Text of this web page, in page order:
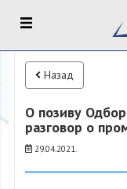
Назад
О позиву
разговор о
29.04.2021.